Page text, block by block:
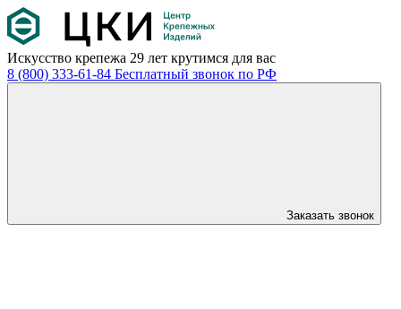
Искусство крепежа 29 лет крутимся для вас
8 (800) 333-61-84 Бесплатный звонок по РФ
Заказать звонок